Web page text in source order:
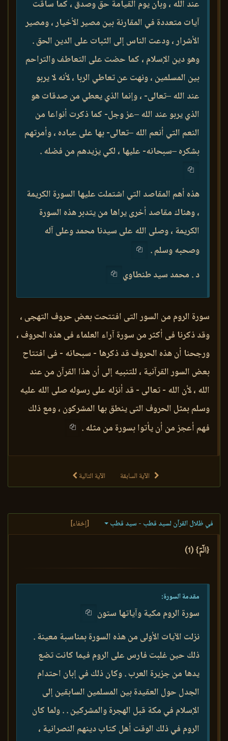
عند الله ، وبأن يوم القيامة حق وصدق ، كما ساقت
آيات متعددة في المقارنة بين مصير الأخيار ، ومصير
الأشرار ، ودعت الناس إلى الثبات على الدين الحق .
وهو دين الإسلام ، كما حضت على التعاطف والتراحم
بين المسلمين ، ونهت عن تعاطي الربا ، لأنه لا يربو
عند الله –تعالى- ، وإنما الذي يعطي من صدقات هو
الذي يربو عند الله –عز وجل- كما ذكرت أنواعا من
النعم التي أنعم الله –تعالى- بها على عباده ، وأمرتهم
بشكره –سبحانه- عليها ، لكي يزيدهم من فضله .
هذه أهم المقاصد التي اشتملت عليها السورة الكريمة
، وهناك مقاصد أخرى يراها من يتدبر هذه السورة
الكريمة ، وصلى الله على سيدنا محمد وعلى آله
وصحبه وسلم .
د . محمد سيد طنطاوي
سورة الروم من السور التى افتتحت بعض حروف التهجى ،
وقد ذكرنا فى أكثر من سورة آراء العلماء فى هذه الحروف ،
ورجحنا أن هذه الحروف قد ذكرها - سبحانه - فى افتتاح
بعض السور القرآنية ، للتنبيه إلى أن هذا القرآن من عند
الله ، لأن الله - تعالى - قد أنزله على رسوله صلى الله عليه
وسلم بمثل الحروف التى ينطق بها المشركون ، ومع ذلك
فهم أعجز من أن يأتوا بسورة من مثله .
الآية السابقة الآية التالية
في ظلال القرآن لسيد قطب - سيد قطب [إخفاء]
{الٓمٓ} (1)
مقدمة السورة:
سورة الروم مكية وآياتها ستون
نزلت الآيات الأولى من هذه السورة بمناسبة معينة .
ذلك حين غلبت فارس على الروم فيما كانت تضع
يدها من جزيرة العرب . وكان ذلك في إبان احتدام
الجدل حول العقيدة بين المسلمين السابقين إلى
الإسلام في مكة قبل الهجرة والمشركين . . ولما كان
الروم في ذلك الوقت أهل كتاب دينهم النصرانية ،